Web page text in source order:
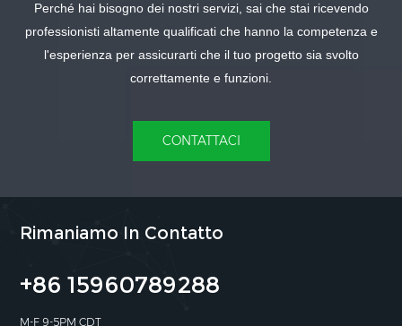
PIÙ
Perché hai bisogno dei nostri servizi, sai che stai ricevendo
professionisti altamente qualificati che hanno la competenza e
l'esperienza per assicurarti che il tuo progetto sia svolto
correttamente e funzioni.
CONTATTACI
Rimaniamo In Contatto
+86 15960789288
M-F 9-5PM CDT